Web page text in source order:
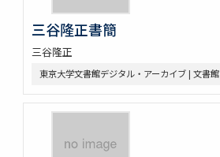
三谷隆正書簡
三谷隆正
東京大学文書館デジタル・アーカイブ | 文書館